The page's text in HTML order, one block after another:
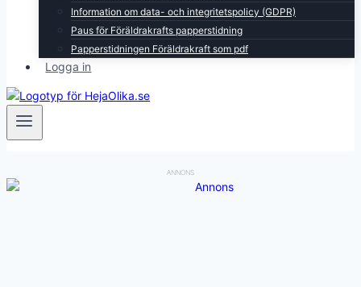
Information om data- och integritetspolicy (GDPR)
Paus för Föräldrakrafts papperstidning
Papperstidningen Föräldrakraft som pdf
Logga in
ANNONS